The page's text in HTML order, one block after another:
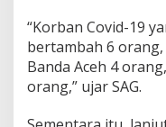
“Korban Covid-19
bertambah 6
Banda Aceh 4
orang,” ujar SAG.